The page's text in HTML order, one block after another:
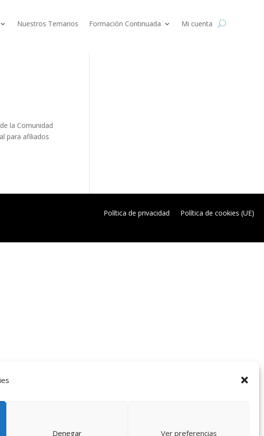
Denegar Ver preferencias
Nuestros Temarios Formación Continuada Mi cuenta
la Comunidad
para afiliados
Política de privacidad Política de cookies (UE)